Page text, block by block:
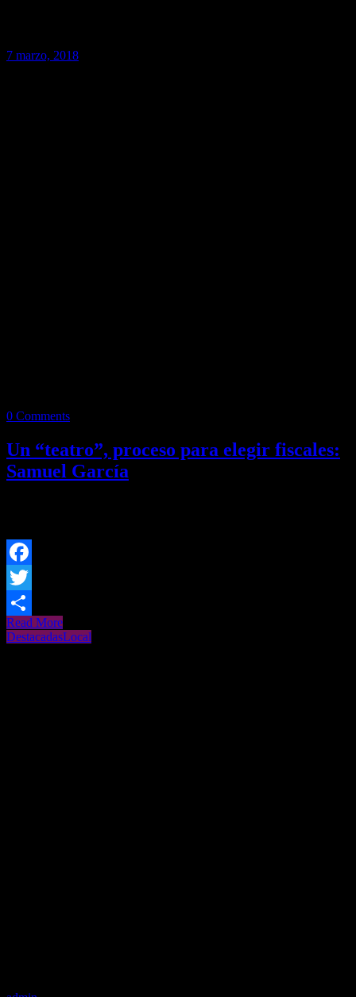
7 marzo, 2018
0 Comments
Un “teatro”, proceso para elegir fiscales:
Samuel García
Facebook
Twitter
Share
Read More
DestacadasLocal